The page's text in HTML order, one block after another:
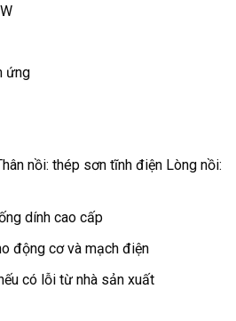
ứng
nồi: thép sơn tĩnh điện Lòng nồi:
dính cao cấp
động cơ và mạch điện
có lỗi từ nhà sản xuất